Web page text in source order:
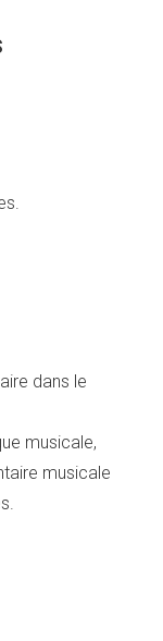
dans le
musicale,
musicale